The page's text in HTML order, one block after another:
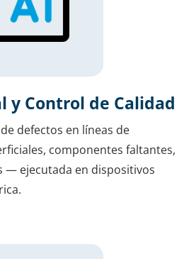
y Control de Calidad
defectos en líneas de
componentes faltantes,
— ejecutada en dispositivos